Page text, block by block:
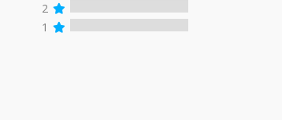
2
1